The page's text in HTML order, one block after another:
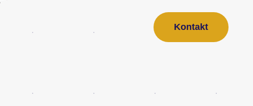
Kontakt